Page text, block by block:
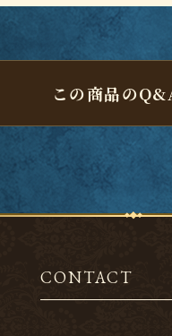
この商品の
CONTACT